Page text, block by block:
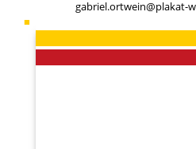
gabriel.ortwein@plakat-